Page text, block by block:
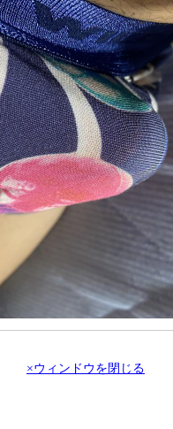
×ウィンドウを閉じる